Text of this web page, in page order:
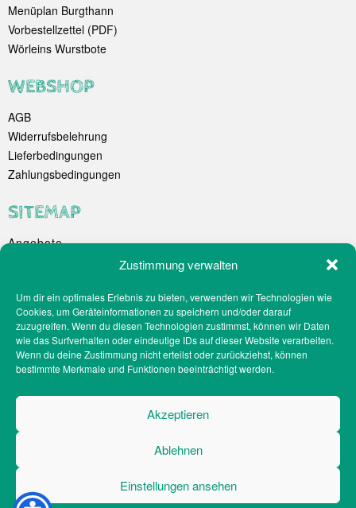
Zustimmung verwalten
Um dir ein optimales Erlebnis zu bieten, verwenden wir Technologien wie
Cookies, um Geräteinformationen zu speichern und/oder darauf
zuzugreifen. Wenn du diesen Technologien zustimmst, können wir Daten
wie das Surfverhalten oder eindeutige IDs auf dieser Website verarbeiten.
Wenn du deine Zustimmung nicht erteilst oder zurückziehst, können
bestimmte Merkmale und Funktionen beeinträchtigt werden.
Akzeptieren
Ablehnen
Einstellungen ansehen
Menüplan Burgthann
Vorbestellzettel (PDF)
Wörleins Wurstbote
WEBSHOP
AGB
Widerrufsbelehrung
Lieferbedingungen
Zahlungsbedingungen
SITEMAP
Angebote
Catering
Webshop
Filialen
Kontakt
Teilnahmebedingungen Gewinnspiel
Impressum
Social-Media-Datenschutz
Barrierefreiheit